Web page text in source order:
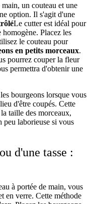
un couteau et une
option. Il s'agit d'une
Le cutter est idéal pour
Placez les
le couteau pour
en petits morceaux.
pourrez couper la fleur
permettra d'obtenir une
bourgeons lorsque vous
d'être coupés. Cette
taille des morceaux,
peu laborieuse si vous
d'une tasse :
à portée de main, vous
en verre. Cette méthode